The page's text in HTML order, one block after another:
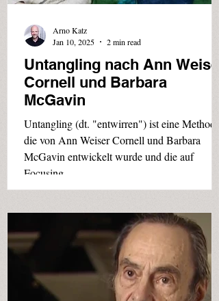
Untangling nach Ann Weiser
Cornell und Barbara
McGavin
Untangling (dt. "entwirren") ist eine Methode,
die von Ann Weiser Cornell und Barbara
McGavin entwickelt wurde und die auf
Focusing...
Arno Katz
Jan 10, 2025
2 min read